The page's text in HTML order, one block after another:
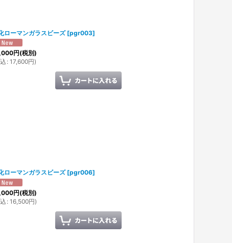
ローマンガラスビーズ [pgr003]
円(税別)
: 17,600円)
ローマンガラスビーズ [pgr006]
円(税別)
: 16,500円)